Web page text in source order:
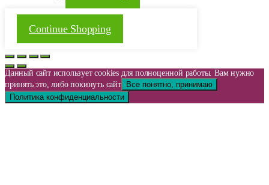
Continue Shopping
Данный сайт использует cookies для полноценной работы. Вам нужно
принять это, либо покинуть сайт
Все понятно, принимаю
Политика конфиденциальности